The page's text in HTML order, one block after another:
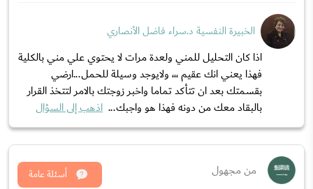
الخبيرة النفسية د.سراء فاضل الأنصاري
اذا كان التحليل للمني ولعدة مرات لا يحتوي علي مني بالكلية
فهذا يعني انك عقيم ،،، ولايوجد وسيلة للحمل...ارضي
بقسمتك بعد ان تتأكد تماما واخبر زوجتك بالامر لتتخذ القرار
بالبقاد معك من دونه فهذا هو واجبك... اذهب إلى السؤال
من مجهول أسئلة عامة